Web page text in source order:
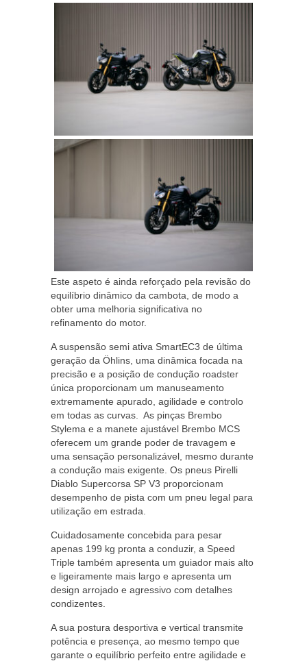
Este aspeto é ainda reforçado pela revisão do
equilíbrio dinâmico da cambota, de modo a
obter uma melhoria significativa no
refinamento do motor.
A suspensão semi ativa SmartEC3 de última
geração da Öhlins, uma dinâmica focada na
precisão e a posição de condução roadster
única proporcionam um manuseamento
extremamente apurado, agilidade e controlo
em todas as curvas. As pinças Brembo
Stylema e a manete ajustável Brembo MCS
oferecem um grande poder de travagem e
uma sensação personalizável, mesmo durante
a condução mais exigente. Os pneus Pirelli
Diablo Supercorsa SP V3 proporcionam
desempenho de pista com um pneu legal para
utilização em estrada.
Cuidadosamente concebida para pesar
apenas 199 kg pronta a conduzir, a Speed
Triple também apresenta um guiador mais alto
e ligeiramente mais largo e apresenta um
design arrojado e agressivo com detalhes
condizentes.
A sua postura desportiva e vertical transmite
potência e presença, ao mesmo tempo que
garante o equilíbrio perfeito entre agilidade e